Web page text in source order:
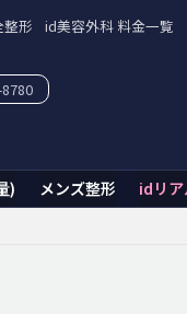
整形 id美容外科 料金一覧
) メンズ整形 idリア